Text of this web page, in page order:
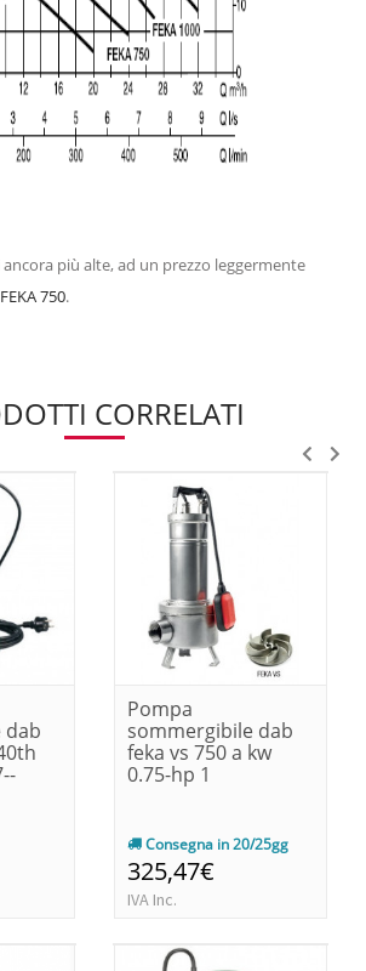
più alte, ad un prezzo leggermente
FEKA 750.
CORRELATI
dab
Pompa
sommergibile dab
feka vs 750 a kw
0.75-hp 1
Consegna in 20/25gg
325,47€
IVA Inc.